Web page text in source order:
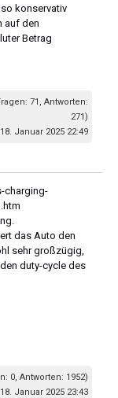
konservativ
auf den
Betrag
71, Antworten:
271)
Januar 2025 22:49
charging-
das Auto den
sehr großzügig,
duty-cycle des
0, Antworten: 1952)
Januar 2025 23:43